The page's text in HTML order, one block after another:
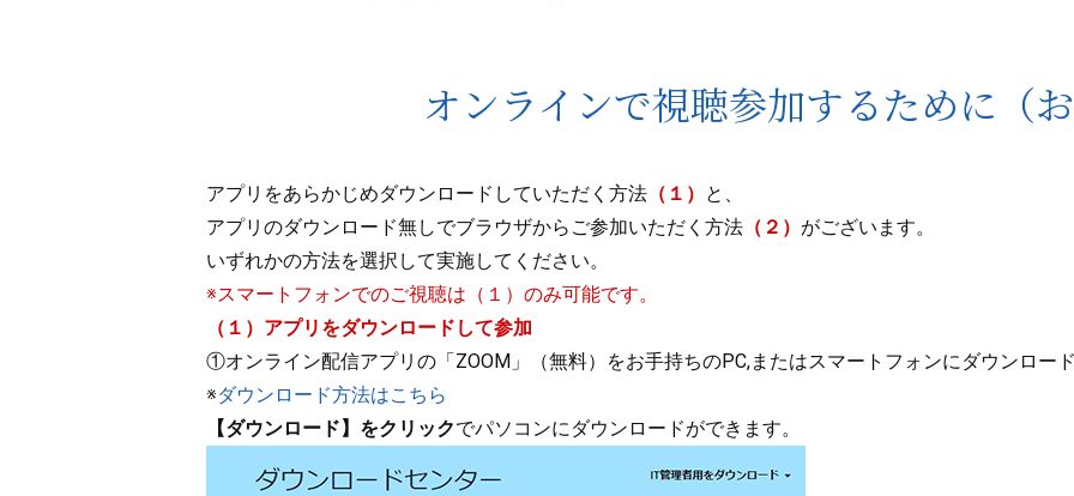
オンラインで視聴参加するために（
アプリをあらかじめダウンロードしていただく方法 （１） と、
アプリのダウンロード無しでブラウザからご参加いただく方法 （２） がございます。
いずれかの方法を選択して実施してください。
※スマートフォンでのご視聴は（１）のみ可能です。
（１）アプリをダウンロードして参加
①オンライン配信アプリの「ZOOM」（無料）をお手持ちのPC,またはスマートフォンにダウンロー
※ダウンロード方法はこちら
【ダウンロード】をクリックでパソコンにダウンロードができます。